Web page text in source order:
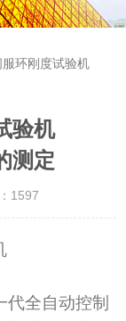
环刚度试验机
验机
测定
1597
全自动控制